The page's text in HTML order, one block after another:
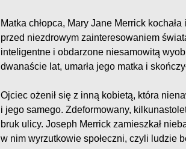
Matka chłopca, Mary Jane Merrick
przed niezdrowym zainteresowaniem
inteligentne i obdarzone niesamowitą
dwanaście lat, umarła jego matka i
Ojciec ożenił się z inną kobietą, która
i jego samego. Zdeformowany,
bruk ulicy. Joseph Merrick zamieszkał
w nim wyrzutkowie społeczni, czyli ludzie